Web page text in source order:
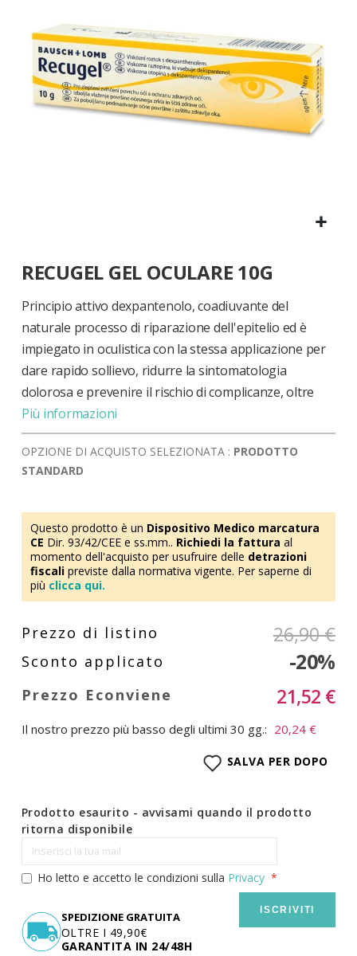
immagini
all'inizio
galleria
immagini
RECUGEL GEL OCULARE 10G
Principio attivo dexpantenolo, coadiuvante del
naturale processo di riparazione dell'epitelio ed è
impiegato in oculistica con la stessa applicazione per
dare rapido sollievo, ridurre la sintomatologia
dolorosa e prevenire il rischio di complicanze, oltre
Più informazioni
OPZIONE DI ACQUISTO SELEZIONATA : PRODOTTO
STANDARD
Questo prodotto è un Dispositivo Medico marcatura
CE Dir. 93/42/CEE e ss.mm.. Richiedi la fattura al
momento dell'acquisto per usufruire delle detrazioni
fiscalipreviste dalla normativa vigente. Per saperne di
più clicca qui.
26,90 €
-20%
21,52 €
Il nostro prezzo più basso degli ultimi 30 gg.: 20,24 €
SALVA PER DOPO
Prodotto esaurito - avvisami quando il prodotto
ritorna disponibile
Ho letto e accetto le condizioni sulla Privacy
ISCRIVITI
SPEDIZIONE GRATUITA
OLTRE I 49,90€
GARANTITA IN 24/48H